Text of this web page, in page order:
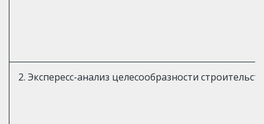
2. Экспересс-анализ целесообразности